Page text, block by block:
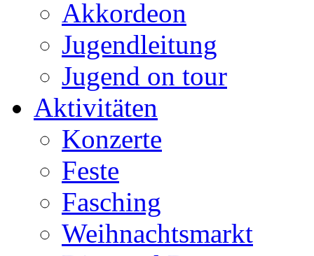
Akkordeon
Jugendleitung
Jugend on tour
Aktivitäten
Konzerte
Feste
Fasching
Weihnachtsmarkt